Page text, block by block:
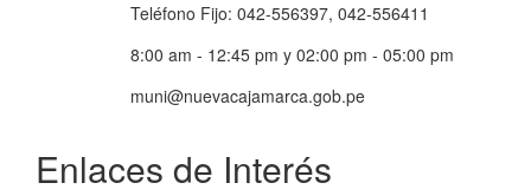
Teléfono Fijo: 042-556397, 042-556411
8:00 am - 12:45 pm y 02:00 pm - 05:00 pm
muni@nuevacajamarca.gob.pe
Enlaces de Interés